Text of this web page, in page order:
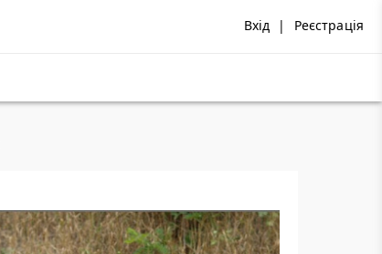
Вхід | Реєстрація